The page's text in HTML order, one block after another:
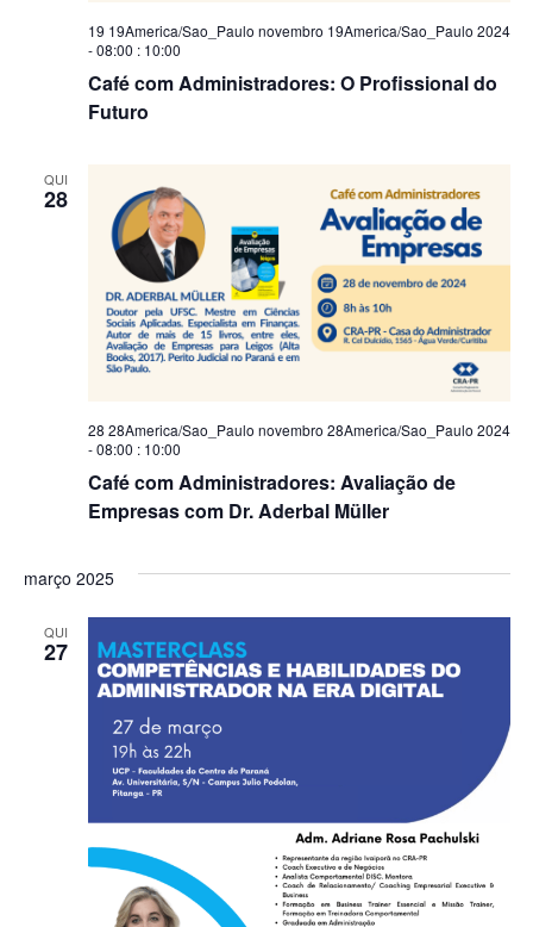
Café com Administradores: O Profissional do
Futuro
19 19America/Sao_Paulo novembro 19America/Sao_Paulo 2024
- 08:00 : 10:00
QUI
28
Café com Administradores: Avaliação de
Empresas com Dr. Aderbal Müller
28 28America/Sao_Paulo novembro 28America/Sao_Paulo 2024
- 08:00 : 10:00
março 2025
QUI
27